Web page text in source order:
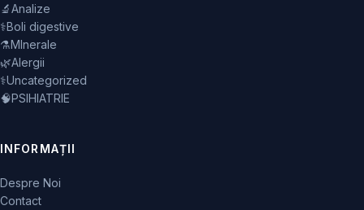
🔬Analize
⚕️Boli digestive
⚗️MInerale
🌿Alergii
⚕️Uncategorized
🧠PSIHIATRIE
INFORMAȚII
Despre Noi
Contact